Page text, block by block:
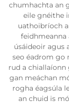
chumhachta an
eile gnéithe
uathoibríoch
feidhmeanna
úsáideoir agus
seo éadrom go
rud a chiallaíonn
gan meáchan
rogha éagsúla
an chuid is